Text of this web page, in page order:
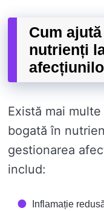
Cum
nutrienți
Există mai
bogată în
gestionarea
includ:
Inflamație